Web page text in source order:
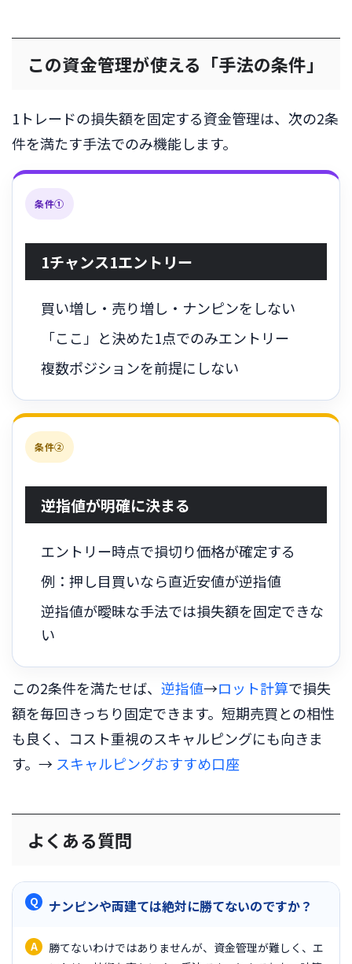
この資金管理が使える「手法の条件」
1トレードの損失額を固定する資金管理は、次の2条
件を満たす手法でのみ機能します。
条件①
1チャンス1エントリー
買い増し・売り増し・ナンピンをしない
「ここ」と決めた1点でのみエントリー
複数ポジションを前提にしない
条件②
逆指値が明確に決まる
エントリー時点で損切り価格が確定する
例：押し目買いなら直近安値が逆指値
逆指値が曖昧な手法では損失額を固定できな
い
この2条件を満たせば、 逆指値→ロット計算で損失
額を毎回きっちり固定できます。短期売買との相性
も良く、コスト重視のスキャルピングにも向きま
す。→ スキャルピングおすすめ口座
よくある質問
ナンピンや両建ては絶対に勝てないのですか？
勝てないわけではありませんが、資金管理が難しく、エ